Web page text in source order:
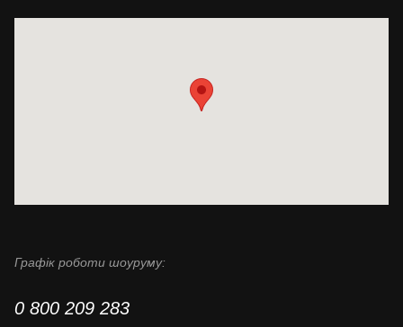
Графік роботи шоуруму:
0 800 209 283